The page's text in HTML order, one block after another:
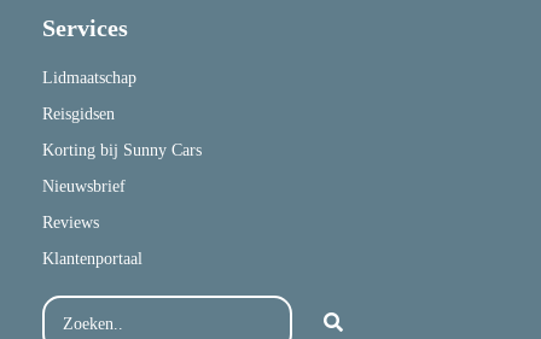
Services
Lidmaatschap
Reisgidsen
Korting bij Sunny Cars
Nieuwsbrief
Reviews
Klantenportaal